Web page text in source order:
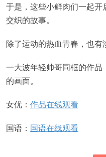
于是，这些小鲜肉们一起
交织的故事。
除了运动的热血青春，也有
一大波年轻帅哥同框的作
的画面。
女优： 作品在线观看
国语： 国语在线观看